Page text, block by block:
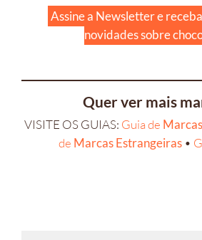
Assine a Newsletter e
novidades sobre
Quer ver mais
VISITE OS GUIAS: Guia de
de Marcas Estrangeiras•